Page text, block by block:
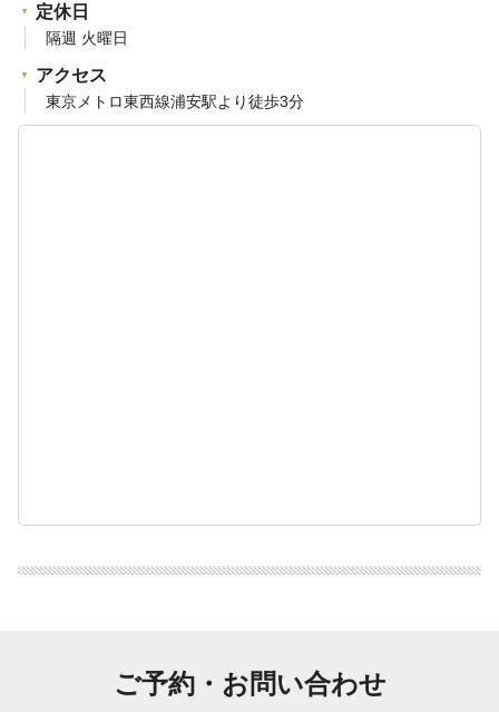
定休日
隔週 火曜日
アクセス
東京メトロ東西線浦安駅より徒歩3分
ご予約・お問い合わせ